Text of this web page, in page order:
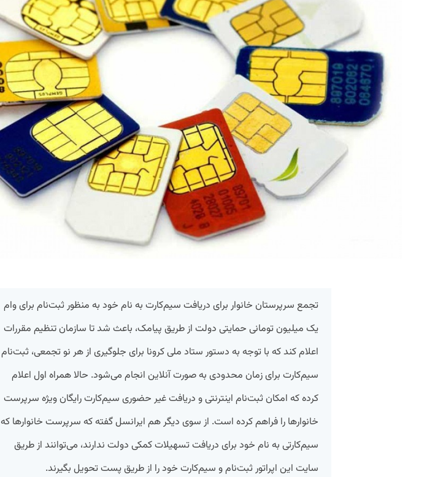
تجمع سرپرستان خانوار برای دریافت سیم‌کارت به نام خود به منظور ثبت‌نام برای وام
یک میلیون تومانی حمایتی دولت از طریق پیامک، باعث شد تا سازمان تنظیم مقررات
اعلام کند که با توجه به دستور ستاد ملی کرونا برای جلوگیری از هر نو تجمعی، ثبت‌نام
سیم‌کارت برای زمان محدودی به صورت آنلاین انجام می‌شود. حالا همراه اول اعلام
کرده که امکان ثبت‌نام اینترنتی و دریافت غیر حضوری سیم‌کارت رایگان ویژه سرپرست‌
خانوارها را فراهم کرده است. از سوی دیگر هم ایرانسل گفته که سرپرست خانوارها که
سیم‌کارتی به نام خود برای دریافت تسهیلات کمکی دولت ندارند، می‌توانند از طریق
سایت این اپراتور ثبت‌نام و سیم‌کارت خود را از طریق پست تحویل بگیرند.